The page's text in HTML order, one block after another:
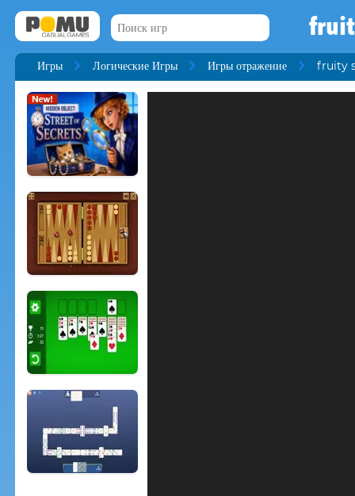
Игры Логические Игры Игры отражение fruity